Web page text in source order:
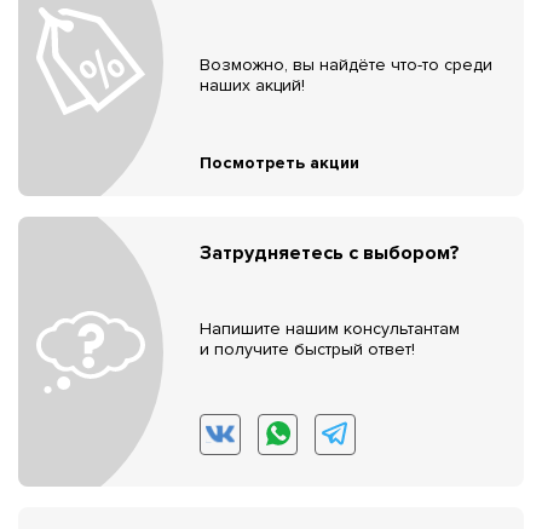
Возможно, вы найдёте что-то среди
наших акций!
Посмотреть акции
Затрудняетесь с выбором?
Напишите нашим консультантам
и получите быстрый ответ!